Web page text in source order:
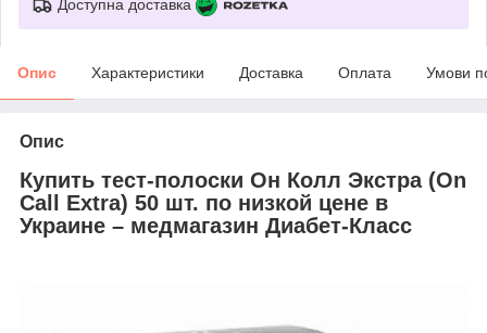
Доступна доставка
Опис Характеристики Доставка Оплата Умови
Опис
Купить тест-полоски Он Колл Экстра (On
Call Extra) 50 шт. по низкой цене в
Украине – медмагазин Диабет-Класс